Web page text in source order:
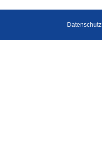
Datenschutz